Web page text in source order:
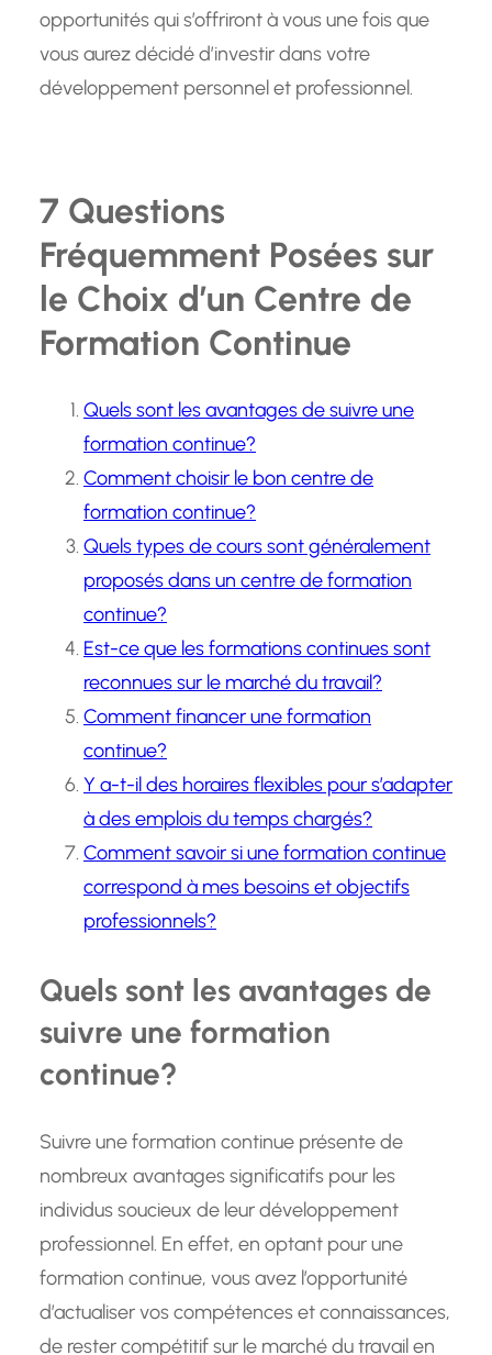
opportunités qui s’offriront à vous une fois que
vous aurez décidé d’investir dans votre
développement personnel et professionnel.
7 Questions
Fréquemment Posées sur
le Choix d’un Centre de
Formation Continue
Quels sont les avantages de suivre une
formation continue?
Comment choisir le bon centre de
formation continue?
Quels types de cours sont généralement
proposés dans un centre de formation
continue?
Est-ce que les formations continues sont
reconnues sur le marché du travail?
Comment financer une formation
continue?
Y a-t-il des horaires flexibles pour s’adapter
à des emplois du temps chargés?
Comment savoir si une formation continue
correspond à mes besoins et objectifs
professionnels?
Quels sont les avantages de
suivre une formation
continue?
Suivre une formation continue présente de
nombreux avantages significatifs pour les
individus soucieux de leur développement
professionnel. En effet, en optant pour une
formation continue, vous avez l’opportunité
d’actualiser vos compétences et connaissances,
de rester compétitif sur le marché du travail en